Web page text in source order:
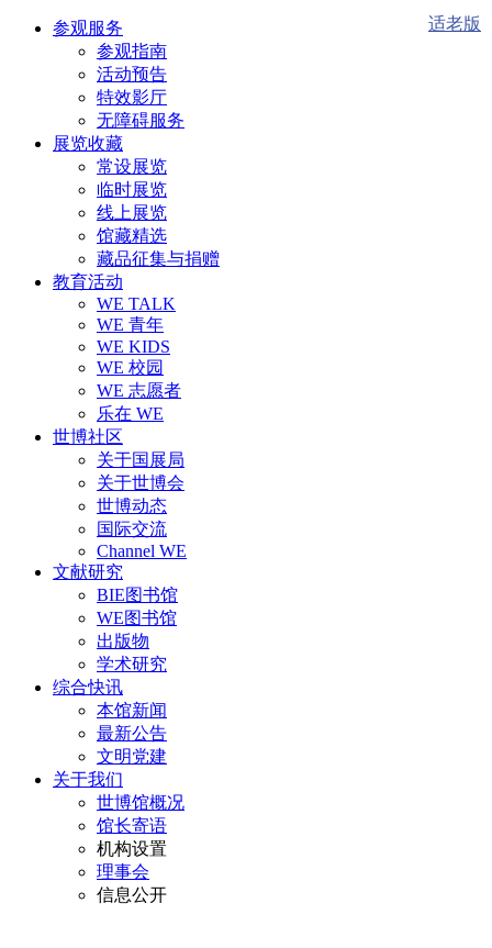
参观服务
参观指南
活动预告
特效影厅
无障碍服务
展览收藏
常设展览
临时展览
线上展览
馆藏精选
藏品征集与捐赠
教育活动
WE TALK
WE 青年
WE KIDS
WE 校园
WE 志愿者
乐在 WE
世博社区
关于国展局
关于世博会
世博动态
国际交流
Channel WE
文献研究
BIE图书馆
WE图书馆
出版物
学术研究
综合快讯
本馆新闻
最新公告
文明党建
关于我们
世博馆概况
馆长寄语
机构设置
理事会
信息公开
适老版